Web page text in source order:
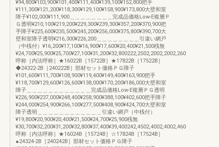
¥94,800¥103,900¥101,400¥111,400¥139,100¥152,800把手
¥111,300¥121,200¥118,300¥129,100¥158,900¥173,800大壁和室
障子¥102,000¥111,900＿＿＿＿＿＿＿＿完成品価格Low-E複層Ｐ
Ｇ透明¥210,100¥219,200¥229,300¥239,300¥357,200¥370,900把
手障子¥225,600¥235,500¥245,200¥256,000¥375,800¥390,700大
壁和室障子透明¥216,300¥226,200＿＿＿＿＿＿＿＿引違い網戸
（中桟付）¥16,200¥17,100¥16,900¥17,600¥20,400¥21,500桟無
¥24,700¥25,900¥25,700¥27,100¥31,200¥32,800222,2502,2002,2002,260
呼称［内法呼称］★16022B［15722B］★17822B［17522B］
◆24322-2B［240222B］部材セット価格ＰＧ障子
¥101,600¥111,700¥108,900¥119,400¥149,400¥163,900把手
¥118,700¥129,600¥126,600¥138,000¥170,200¥186,000大壁和室
障子＿＿＿＿＿＿＿＿＿＿＿＿完成品価格Low-E複層ＰＧ透明
¥226,900¥237,000¥248,400¥258,900¥388,100¥402,600把手障子
¥244,000¥254,900¥266,100¥277,500¥408,900¥424,700大壁和室
障子透明＿＿＿＿＿＿＿＿＿＿＿＿引違い網戸（中桟付）
¥19,800¥20,900¥20,400¥21,500¥24,700¥25,900桟無
¥30,700¥32,200¥31,200¥32,800¥37,400¥39,400242,4502,4002,4002,460
呼称［内法呼称］★16024B［15724B］☆17824B［17524B］
●24324-2B［240242B］部材セット価格ＰＧ障子